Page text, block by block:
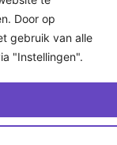
Door op
gebruik van alle
"Instellingen".